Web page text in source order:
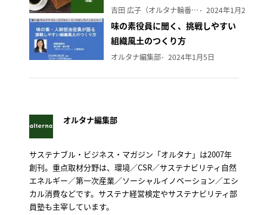
吉田 広子（オルタナ輪番編集長） 2024年1月29日
味の素役員に聞く、挑戦しやすい
組織風土のつくり方
オルタナ編集部 2024年1月5日
オルタナ編集部
サステナブル・ビジネス・マガジン「オルタナ」は2007年
創刊。重点取材分野は、環境／CSR／サステナビリティ自然
エネルギー／第一次産業／ソーシャルイノベーション／エシ
カル消費などです。サステナ経営検定やサステナビリティ部
員塾も主宰しています。